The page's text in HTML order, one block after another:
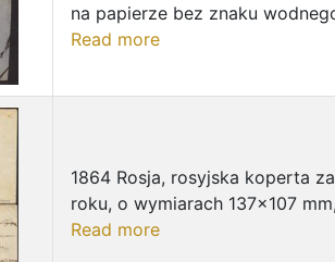
na papierze bez znaku
Read more
1864 Rosja, rosyjska koperta
roku, o wymiarach 137x107
Read more